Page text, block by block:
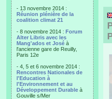
- 13 novembre 2014 :
Réunion plénière de la
coalition climat 21
- 8 novembre 2014 : Forum
Alter Libris avec les
Mang'ados et José à
l'ancienne gare de Reuilly,
Paris 12e
- 4, 5 et 6 novembre 2014 :
Rencontres Nationales de
l'Education à
l'Environnement et au
Développement Durable à
Gouville s/Mer